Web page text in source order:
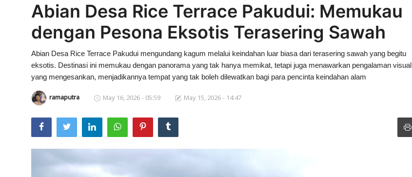
Desa Adat
Kearifan lokal
Alam Bali
Indonesia
Abian Desa Rice Terrace Pakudui: Memukau
dengan Pesona Eksotis Terasering Sawah
Abian Desa Rice Terrace Pakudui mengundang kagum melalui keindahan luar biasa dari terasering sawah yang begitu
eksotis. Destinasi ini memukau dengan panorama yang tak hanya memikat, tetapi juga menawarkan pengalaman visual
yang mengesankan, menjadikannya tempat yang tak boleh dilewatkan bagi para pencinta keindahan alam
ramaputra May 16, 2026 - 05:59 May 15, 2026 - 14:47